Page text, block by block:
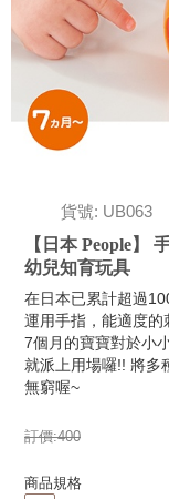
貨號: UB063
【日本 People】
幼兒知育玩具
在日本已累計超過
運用手指，能適度的
7個月的寶寶對於小
就派上用場囉!! 將多
無窮喔~
訂價:400
商品規格